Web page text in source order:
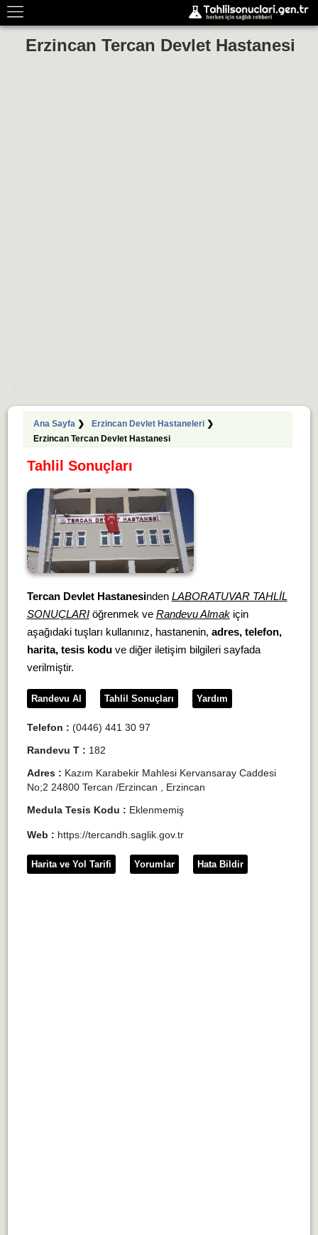
Erzincan Tercan Devlet Hastanesi
Ana Sayfa❯ Erzincan Devlet Hastaneleri❯
Erzincan Tercan Devlet Hastanesi
Tahlil Sonuçları
Tercan Devlet Hastanesinden LABORATUVAR TAHLİL
SONUÇLARIöğrenmek ve Randevu Almakiçin
aşağıdaki tuşları kullanınız, hastanenin, adres, telefon,
harita, tesis koduve diğer iletişim bilgileri sayfada
verilmiştir.
Randevu Al Tahlil Sonuçları Yardım
Telefon : (0446) 441 30 97
Randevu T : 182
Adres : Kazım Karabekir Mahlesi Kervansaray Caddesi
No;2 24800 Tercan /Erzincan , Erzincan
Medula Tesis Kodu : Eklenmemiş
Web : https://tercandh.saglik.gov.tr
Harita ve Yol Tarifi Yorumlar Hata Bildir